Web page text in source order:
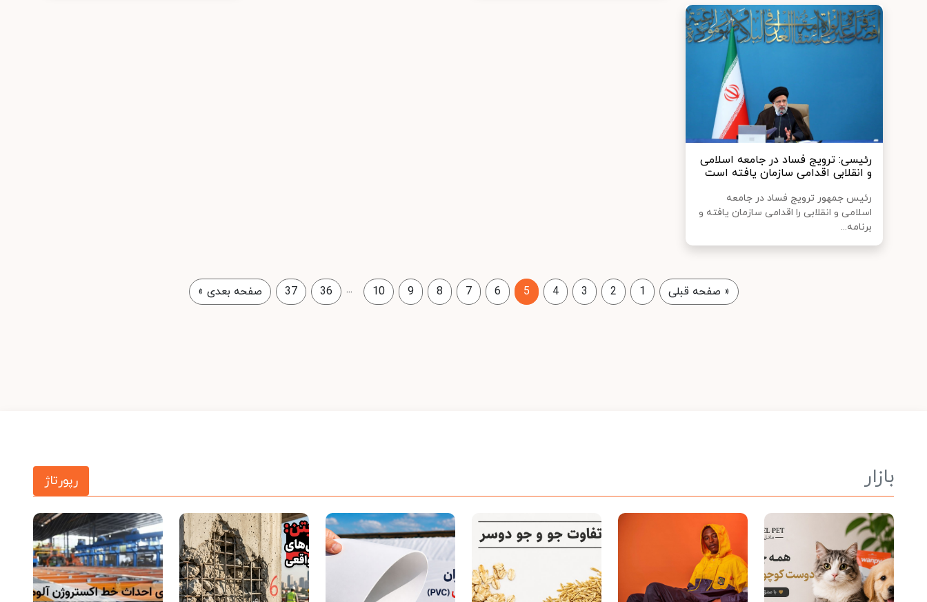
رئیسی: ترویج فساد در جامعه اسلامی
و انقلابی اقدامی سازمان یافته است
رئیس جمهور ترویج فساد در جامعه
اسلامی و انقلابی را اقدامی سازمان یافته و
برنامه...
« صفحه قبلی 1
2
3
4
5
6
7
8
9
10
...
36
37 صفحه بعدی »
بازار رپورتاژ